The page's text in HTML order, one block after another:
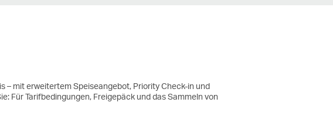
– mit erweitertem Speiseangebot, Priority Check-in und
Für Tarifbedingungen, Freigepäck und das Sammeln von